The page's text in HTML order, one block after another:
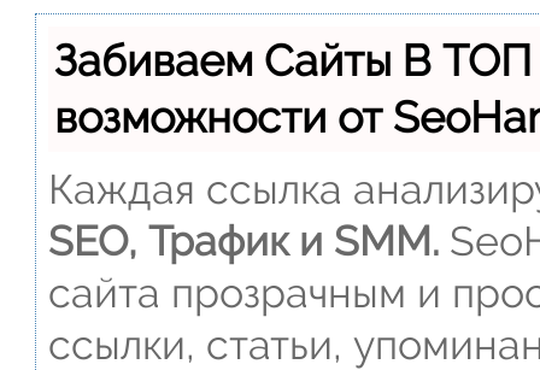
Забиваем Сайты В
возможности от
Каждая ссылка
SEO, Трафик и SMM.
сайта прозрачным и
ссылки, статьи,